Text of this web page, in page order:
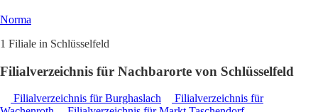
Norma
1 Filiale in Schlüsselfeld
Filialverzeichnis für Nachbarorte von Schlüsselfeld
Filialverzeichnis für Burghaslach
Filialverzeichnis für